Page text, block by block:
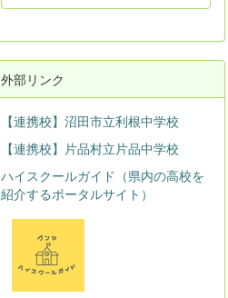
外部リンク
【連携校】沼田市立利根中学校
【連携校】片品村立片品中学校
ハイスクールガイド（県内の高校を
紹介するポータルサイト）